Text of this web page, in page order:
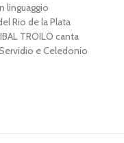
linguaggio
Rio de la Plata
TROILO canta
Servidio e Celedonio